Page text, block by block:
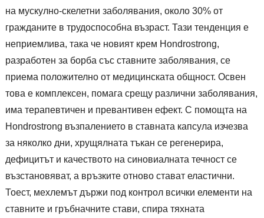
на мускулно-скелетни заболявания, около 30% от
гражданите в трудоспособна възраст. Тази тенденция е
неприемлива, така че новият крем Hondrostrong,
разработен за борба със ставните заболявания, се
приема положително от медицинската общност. Освен
това е комплексен, помага срещу различни заболявания,
има терапевтичен и превантивен ефект. С помощта на
Hondrostrong възпалението в ставната капсула изчезва
за няколко дни, хрущялната тъкан се регенерира,
дефицитът и качеството на синовиалната течност се
възстановяват, а връзките отново стават еластични.
Тоест, мехлемът държи под контрол всички елементи на
ставните и гръбначните стави, спира тяхната